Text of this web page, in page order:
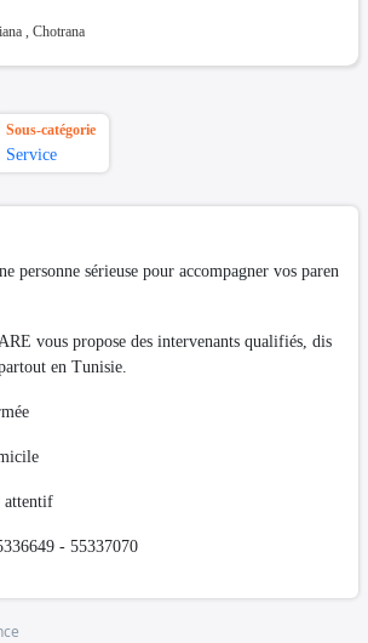
, Chotrana
Sous-catégorie
Service
personne sérieuse pour accompagner vos paren
vous propose des intervenants qualifiés, dis
en Tunisie.
attentif
- 55337070